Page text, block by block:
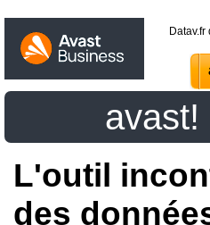
L'outil
des